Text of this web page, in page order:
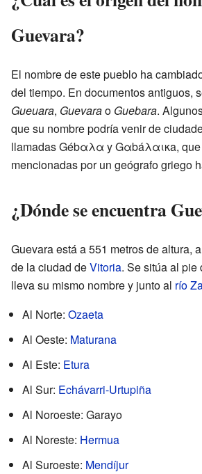
Guevara?
El nombre de este pueblo ha
del tiempo. En documentos antiguos,
Gueuara, Guevarao Guebara.
que su nombre podría venir de
llamadas Gébαλα y Gαbáλαικa, que
mencionadas por un geógrafo griego
¿Dónde se encuentra
Guevara está a 551 metros de altura,
de la ciudad deVitoria. Se sitúa al pie
lleva su mismo nombre y junto al río
Al Norte: Ozaeta
Al Oeste: Maturana
Al Este: Etura
Al Sur: Echávarri-Urtupiña
Al Noroeste: Garayo
Al Noreste: Hermua
Al Suroeste: Mendíjur